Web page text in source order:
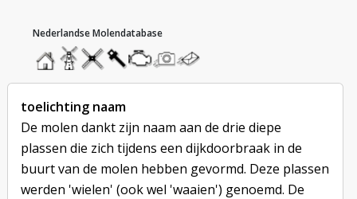
homemolendatabase
roedendatabase
assendatabase
motorendatabase
stuur
een
foto
stuur
een
bericht
toelichting naam
De molen dankt zijn naam aan de drie diepe
plassen die zich tijdens een dijkdoorbraak in de
buurt van de molen hebben gevormd. Deze plassen
werden 'wielen' (ook wel 'waaien') genoemd. De